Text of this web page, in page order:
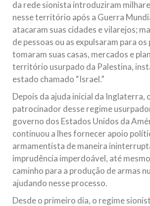
da rede sionista introduziram
nesse território após a Guerra
atacaram suas cidades e vilarejos;
de pessoas ou as expulsaram para os
tomaram suas casas, mercados e
território usurpado da Palestina,
estado chamado “Israel.”
Depois da ajuda inicial da Inglaterra,
patrocinador desse regime
governo dos Estados Unidos da
continuou a lhes fornecer apoio
armamentista de maneira
imprudência imperdoável, até
caminho para a produção de armas
ajudando nesse processo.
Desde o primeiro dia, o regime